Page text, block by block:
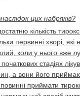
цих набряків?
кількість
первинні хворі, які
коли у нього вже
стадіях
а вони його
приймати